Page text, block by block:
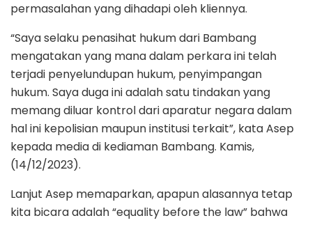
permasalahan yang dihadapi oleh kliennya.
“Saya selaku penasihat hukum dari Bambang
mengatakan yang mana dalam perkara ini telah
terjadi penyelundupan hukum, penyimpangan
hukum. Saya duga ini adalah satu tindakan yang
memang diluar kontrol dari aparatur negara dalam
hal ini kepolisian maupun institusi terkait”, kata Asep
kepada media di kediaman Bambang. Kamis,
(14/12/2023).
Lanjut Asep memaparkan, apapun alasannya tetap
kita bicara adalah “equality before the law” bahwa